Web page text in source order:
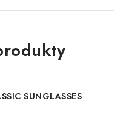
SUNGLASSES